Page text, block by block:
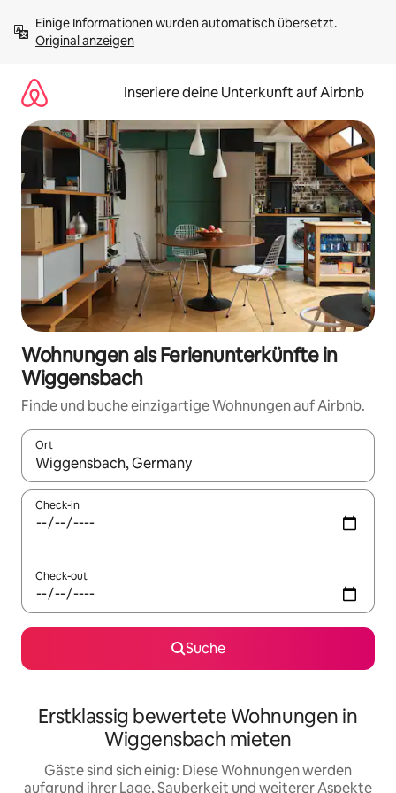
Inhalten
springenOriginal anzeigen
Inseriere deine Unterkunft auf Airbnb
Wohnungen als Ferienunterkünfte in
Wiggensbach
Finde und buche einzigartige Wohnungen auf Airbnb.
Ort
Wenn Ergebnisse verfügbar sind, navigiere mit den
Check-in
Check-out
Suche
Erstklassig bewertete Wohnungen in
Wiggensbach mieten
Gäste sind sich einig: Diese Wohnungen werden
aufgrund ihrer Lage, Sauberkeit und weiterer Aspekte